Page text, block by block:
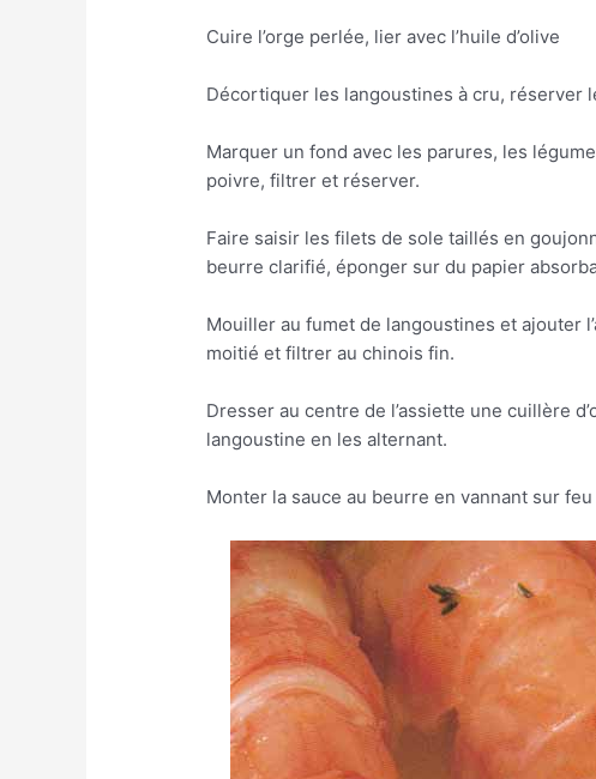
Cuire l’orge perlée, lier avec l’huile d’olive
Décortiquer les langoustines à cru, réserver
Marquer un fond avec les parures, les
poivre, filtrer et réserver.
Faire saisir les filets de sole taillés en
beurre clarifié, éponger sur du papier
Mouiller au fumet de langoustines et ajouter
moitié et filtrer au chinois fin.
Dresser au centre de l’assiette une cuillère
langoustine en les alternant.
Monter la sauce au beurre en vannant sur